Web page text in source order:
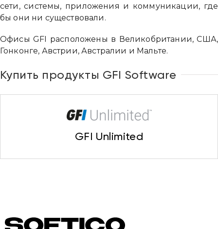
сети, системы, приложения и коммуникации, где
бы они ни существовали.
Офисы GFI расположены в Великобритании, США,
Гонконге, Австрии, Австралии и Мальте.
Купить продукты GFI Software
GFI Unlimited
Привіт 👋, чим тобі допомогти?
Ми зазвичай відповідаємо дуже швидко